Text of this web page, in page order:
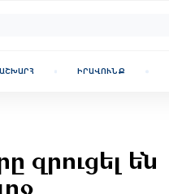
ԱՇԽԱՐՀ ԻՐԱՎՈՒՆՔ
զրուցել են